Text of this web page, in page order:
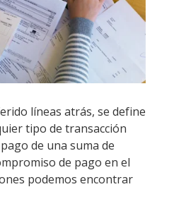
líneas atrás, se define
tipo de transacción
de una suma de
de pago en el
podemos encontrar